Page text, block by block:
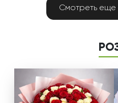
Смотреть еще